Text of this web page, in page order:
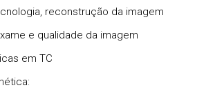
reconstrução da imagem
e qualidade da imagem
em TC